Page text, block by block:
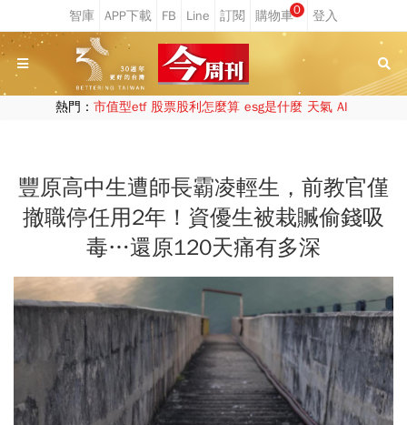
0
熱門： 市值型etf 股票股利怎麼算 esg是什麼 天氣 AI
豐原高中生遭師長霸凌輕生，前教官僅
撤職停任用2年！資優生被栽贓偷錢吸
毒…還原120天痛有多深